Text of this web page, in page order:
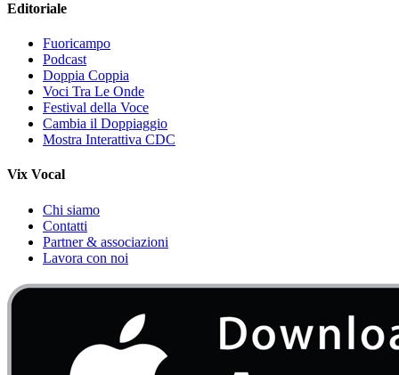
Editoriale
Fuoricampo
Podcast
Doppia Coppia
Voci Tra Le Onde
Festival della Voce
Cambia il Doppiaggio
Mostra Interattiva CDC
Vix Vocal
Chi siamo
Contatti
Partner & associazioni
Lavora con noi